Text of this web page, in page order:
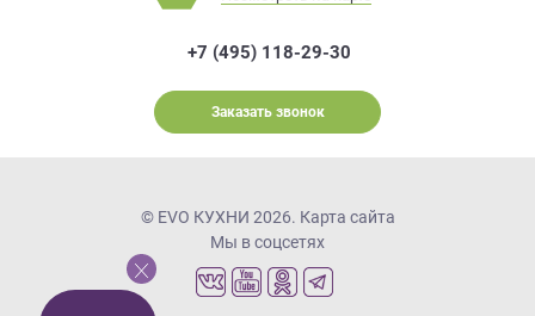
+7 (495) 118-29-30
Заказать звонок
© EVO КУХНИ 2026. Карта сайта
Мы в соцсетях